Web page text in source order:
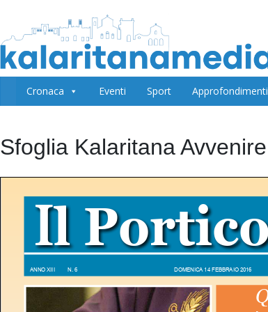
Cronaca Eventi Sport Approfondimenti
Sfoglia Kalaritana Avvenire